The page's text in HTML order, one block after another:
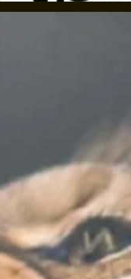
vie 31 de
magistral
Negocios y